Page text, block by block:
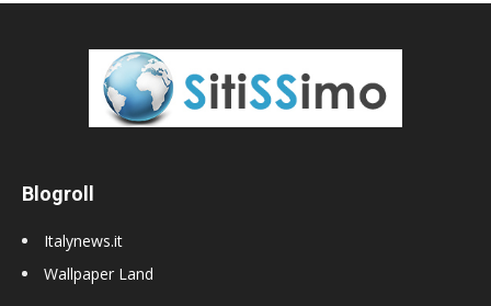
Blogroll
Italynews.it
Wallpaper Land